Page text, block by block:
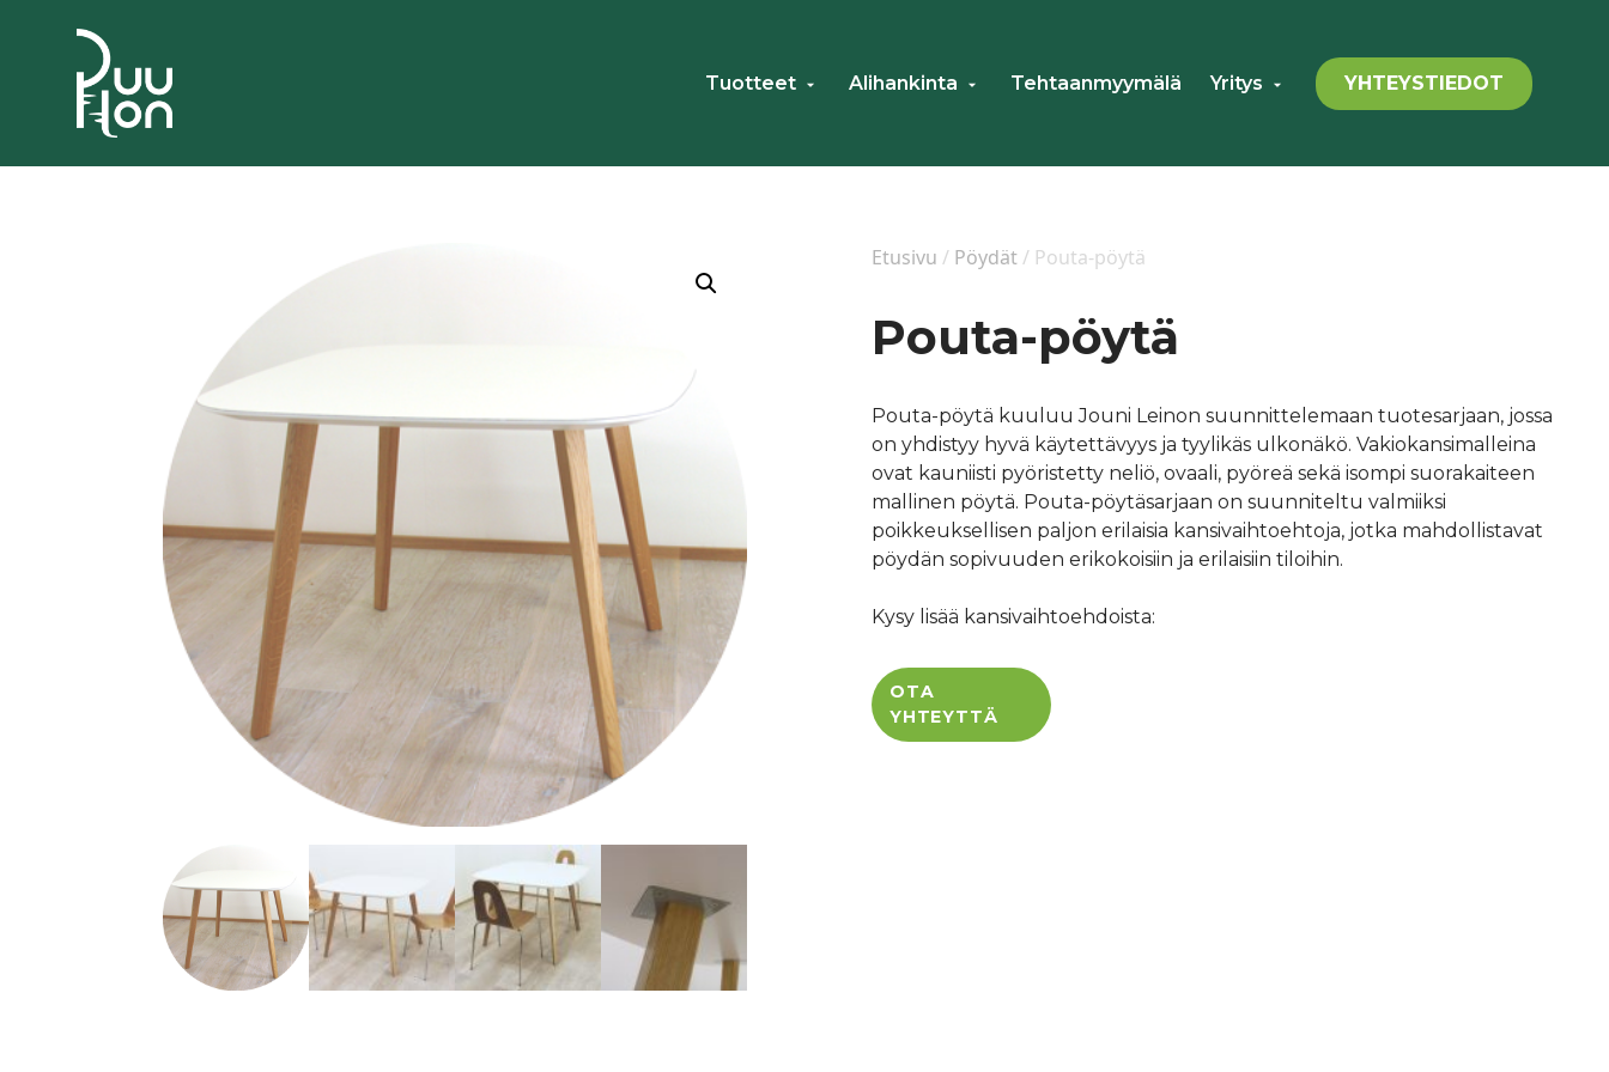
Tuotteet
Alihankinta
Tehtaanmyymälä
Yritys
YHTEYSTIEDOT
Etusivu / Pöydät/ Pouta-pöytä
Pouta-pöytä
Pouta-pöytä kuuluu Jouni Leinon suunnittelemaan tuotesarjaan, jossa
on yhdistyy hyvä käytettävyys ja tyylikäs ulkonäkö. Vakiokansimalleina
ovat kauniisti pyöristetty neliö, ovaali, pyöreä sekä isompi suorakaiteen
mallinen pöytä. Pouta-pöytäsarjaan on suunniteltu valmiiksi
poikkeuksellisen paljon erilaisia kansivaihtoehtoja, jotka mahdollistavat
pöydän sopivuuden erikokoisiin ja erilaisiin tiloihin.
Kysy lisää kansivaihtoehdoista:
OTA
YHTEYTTÄ